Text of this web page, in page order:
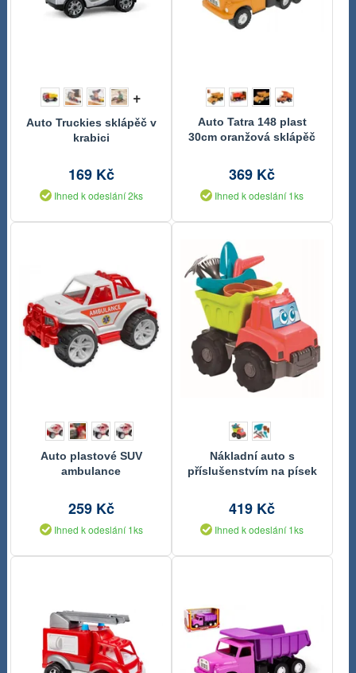
+
Auto Truckies sklápěč v
krabici
169 Kč
Ihned k odeslání 2ks
Auto Tatra 148 plast
30cm oranžová sklápěč
369 Kč
Ihned k odeslání 1ks
Auto plastové SUV
ambulance
259 Kč
Ihned k odeslání 1ks
Nákladní auto s
příslušenstvím na písek
419 Kč
Ihned k odeslání 1ks